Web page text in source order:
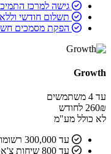
גישה למרכז
תשלום חודשי
הפקת מסמכים
Growth
עד 4 משתמשים
260₪ לחודש
לא כולל מע"מ
עד 300,000 רשומות
עד 800 שיחות צ'אטבוט רגיל / 200 שיחות צ'אטבוט AI